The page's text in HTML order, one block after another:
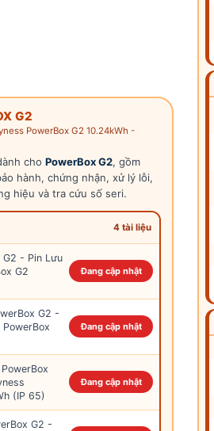
G2
PowerBox G2 10.24kWh -
cho PowerBox G2, gồm
hành, chứng nhận, xử lý lỗi,
hiệu và tra cứu số seri.
4 tài liệu
G2 - Pin Lưu
G2
Đang cập nhật
G2 -
Đang cập nhật
(IP 65)
Đang cập nhật
G2 -